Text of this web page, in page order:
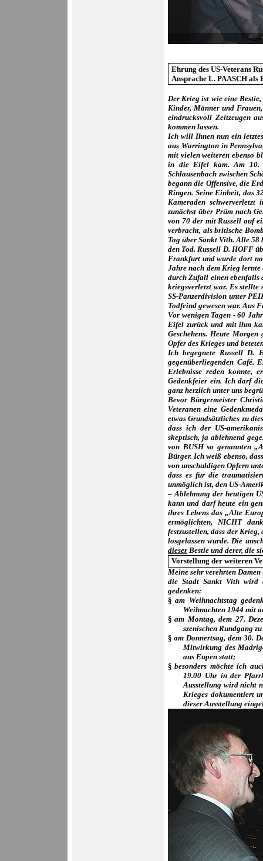
Ehrung des US-Veterans
Ansprache L. PAASCH
Der Krieg ist wie eine
Kinder, Männer und
eindrucksvoll Zeitzeugen
kommen lassen.
Ich will Ihnen nun ein
aus Warrington in
mit vielen weiteren ebenso
in die Eifel kam. Am 10.
Schlausenbach zwischen
begann die Offensive, die
Ringen. Seine Einheit, das
Kameraden
zunächst über Prüm nach
von 70 der mit Russell auf
verbracht, als britische
Tag über Sankt Vith. Alle 58
den Tod. Russell D. HOFF
Frankfurt und wurde dort
Jahre nach dem Krieg
durch Zufall einen ebenfalls
kriegsverletzt war. Es stellte
SS-Panzerdivision unter
Todfeind gewesen war. Aus
Vor wenigen Tagen - 60
Eifel zurück und mit ihm
Geschehens. Heute
Opfer des Krieges und
Ich begegnete Russell D.
gegenüberliegenden Café.
Erlebnisse reden konnte,
Gedenkfeier ein. Ich darf
ganz herzlich unter uns
Bevor Bürgermeister
Veteranen eine
etwas Grundsätzliches zu
dass ich der US-
skeptisch, ja ablehnend
von BUSH so genannten
Bürger. Ich weiß ebenso,
von unschuldigen Opfern
dass es für die
unmöglich ist, den US-
– Ablehnung der heutigen
kann und darf heute ein
ihres Lebens das „Alte
ermöglichten, NICHT
festzustellen, dass der
losgelassen wurde. Die
dieser Bestie und derer, die
Vorstellung der weiteren
Meine sehr verehrten
die Stadt Sankt Vith wird
gedenken:
§ am Weihnachtstag
Weihnachten 1944 mit
§ am Montag, dem 27.
szenischen Rundgang
§ am Donnertsag, dem 30.
Mitwirkung des
aus Eupen statt;
§ besonders möchte ich
19.00 Uhr in der
Ausstellung wird nicht
Krieges dokumentiert
dieser Ausstellung